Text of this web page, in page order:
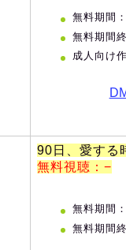
無料期間
無料期間
成人向け
90日、愛する
無料視聴：−
無料期間
無料期間